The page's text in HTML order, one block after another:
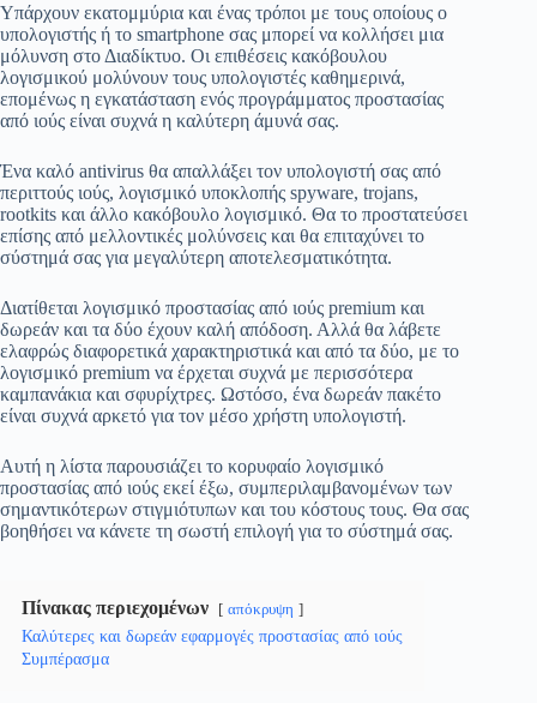
Υπάρχουν εκατομμύρια και ένας τρόποι με τους οποίους ο
υπολογιστής ή το smartphone σας μπορεί να κολλήσει μια
μόλυνση στο Διαδίκτυο. Οι επιθέσεις κακόβουλου
λογισμικού μολύνουν τους υπολογιστές καθημερινά,
επομένως η εγκατάσταση ενός προγράμματος προστασίας
από ιούς είναι συχνά η καλύτερη άμυνά σας.
Ένα καλό antivirus θα απαλλάξει τον υπολογιστή σας από
περιττούς ιούς, λογισμικό υποκλοπής spyware, trojans,
rootkits και άλλο κακόβουλο λογισμικό. Θα το προστατεύσει
επίσης από μελλοντικές μολύνσεις και θα επιταχύνει το
σύστημά σας για μεγαλύτερη αποτελεσματικότητα.
Διατίθεται λογισμικό προστασίας από ιούς premium και
δωρεάν και τα δύο έχουν καλή απόδοση. Αλλά θα λάβετε
ελαφρώς διαφορετικά χαρακτηριστικά και από τα δύο, με το
λογισμικό premium να έρχεται συχνά με περισσότερα
καμπανάκια και σφυρίχτρες. Ωστόσο, ένα δωρεάν πακέτο
είναι συχνά αρκετό για τον μέσο χρήστη υπολογιστή.
Αυτή η λίστα παρουσιάζει το κορυφαίο λογισμικό
προστασίας από ιούς εκεί έξω, συμπεριλαμβανομένων των
σημαντικότερων στιγμιότυπων και του κόστους τους. Θα σας
βοηθήσει να κάνετε τη σωστή επιλογή για το σύστημά σας.
Πίνακας περιεχομένων απόκρυψη
Καλύτερες και δωρεάν εφαρμογές προστασίας από ιούς
Συμπέρασμα